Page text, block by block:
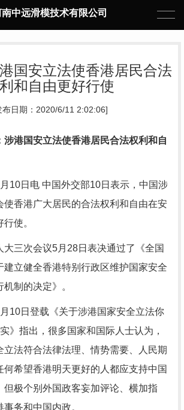
中远滑模技术有限公司
国安立法使香港居民合法
和自由更好行使
布日期：2020/6/11 2:02:06]
涉港国安立法使香港居民合法权利和自
日电 中国外交部10日表示，中国涉
使香港广大居民的合法权利和自由在安
使。
三次会议5月28日表决通过了《全国
建立健全香港特别行政区维护国家安全
制的决定》。
日登载《关于涉港国家安全立法你
》指出，很多国家和国际人士认为，
立法符合法律法理、情势需要、人民期
何希望香港明天更好的人都应支持中国
但极个别外国政客妄加评论、横加指
务和中国内政。